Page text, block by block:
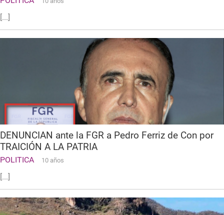
[...]
DENUNCIAN ante la FGR a Pedro Ferriz de Con por
TRAICIÓN A LA PATRIA
POLITICA 10 años
[...]